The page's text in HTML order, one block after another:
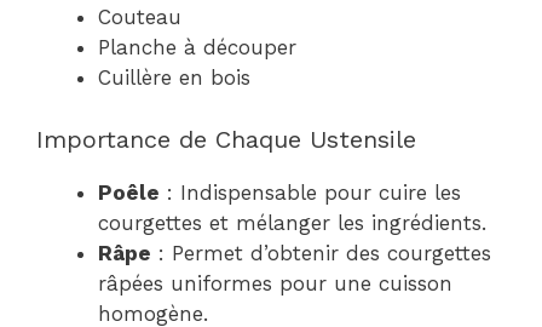
Couteau
Planche à découper
Cuillère en bois
Importance de Chaque Ustensile
Poêle : Indispensable pour cuire les
courgettes et mélanger les ingrédients.
Râpe : Permet d’obtenir des courgettes
râpées uniformes pour une cuisson
homogène.